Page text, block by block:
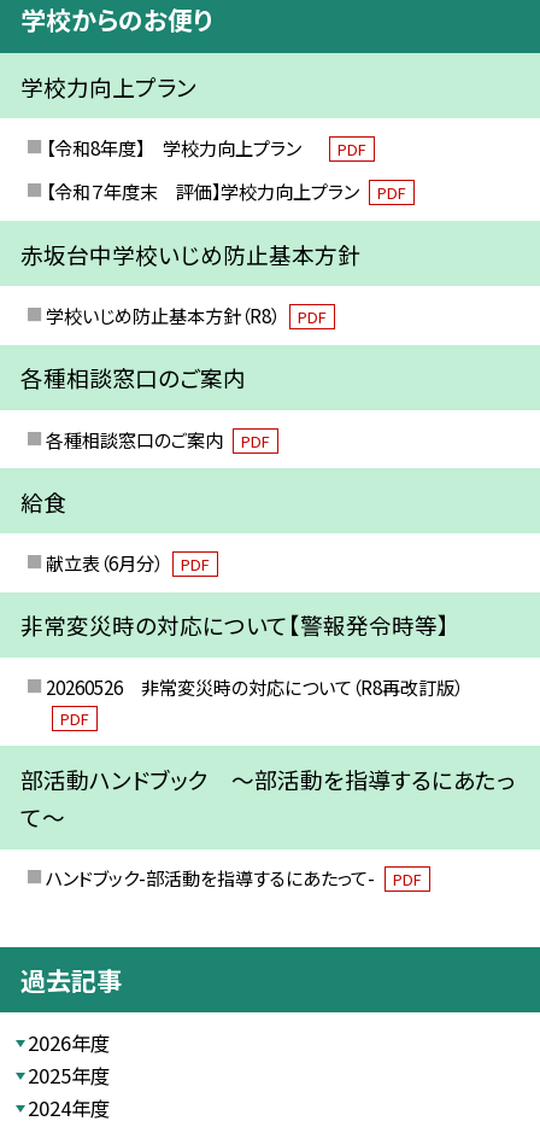
学校からのお便り
学校力向上プラン
【令和8年度】 学校力向上プラン PDF
【令和７年度末 評価】学校力向上プラン PDF
赤坂台中学校いじめ防止基本方針
学校いじめ防止基本方針（R8） PDF
各種相談窓口のご案内
各種相談窓口のご案内 PDF
給食
献立表（6月分） PDF
非常変災時の対応について【警報発令時等】
20260526 非常変災時の対応について（R8再改訂版）
PDF
部活動ハンドブック ～部活動を指導するにあたっ
て～
ハンドブック-部活動を指導するにあたって- PDF
過去記事
2026年度
2025年度
2024年度